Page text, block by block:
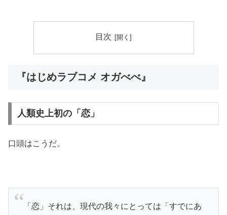
目次
『はじめラブコメ オガべべ』
人類史上初の「恋」
口頭はこうだ。
「恋」それは、現代の我々にとっては「すでにあ